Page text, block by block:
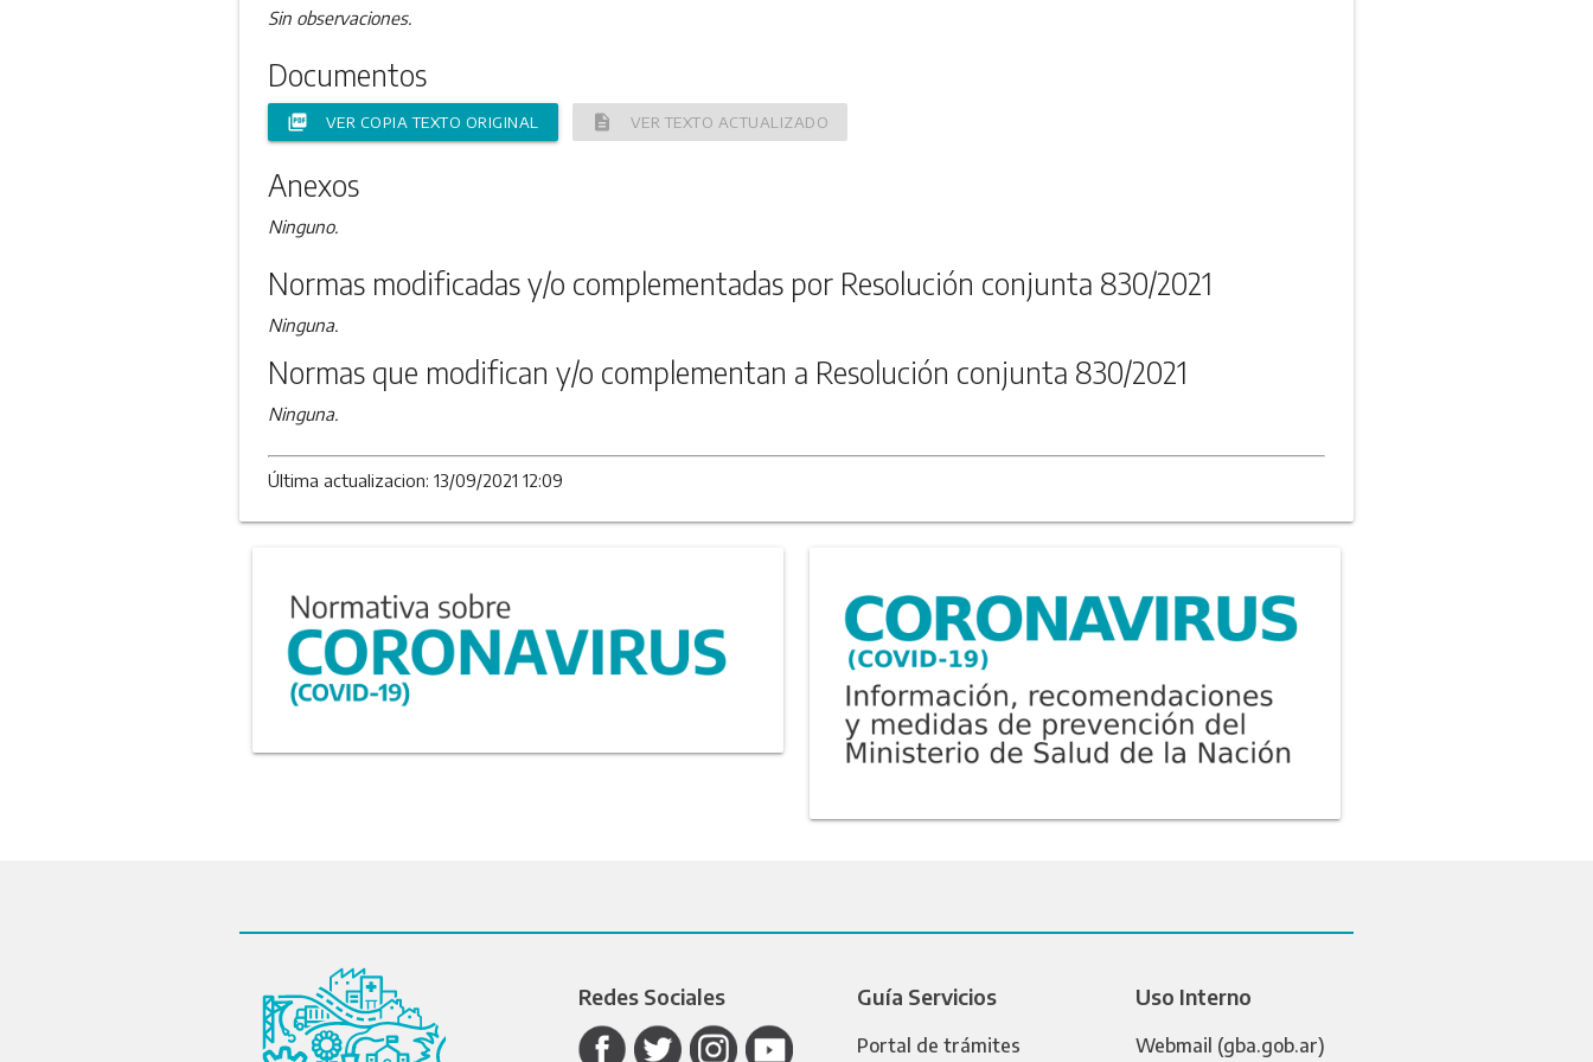
Sin observaciones.
Documentos
picture_as_pdf VER COPIA TEXTO ORIGINAL description VER TEXTO ACTUALIZADO
Anexos
Ninguno.
Normas modificadas y/o complementadas por Resolución conjunta 830/2021
Ninguna.
Normas que modifican y/o complementan a Resolución conjunta 830/2021
Ninguna.
Última actualizacion: 13/09/2021 12:09
Redes Sociales Guía Servicios
Portal de trámites
Uso Interno
Webmail (gba.gob.ar)